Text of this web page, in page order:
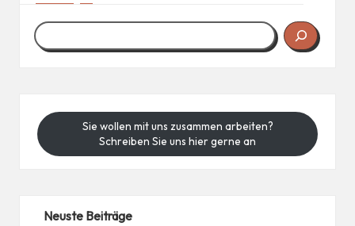
Sie wollen mit uns zusammen arbeiten?
Schreiben Sie uns hier gerne an
Neuste Beiträge